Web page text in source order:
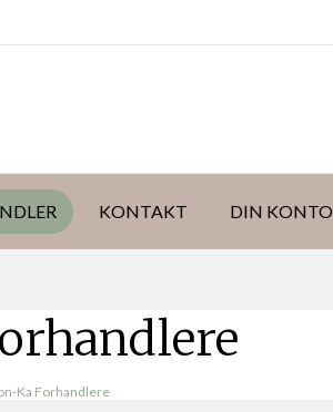
KONTAKT DIN KONTO
Ka Forhandlere